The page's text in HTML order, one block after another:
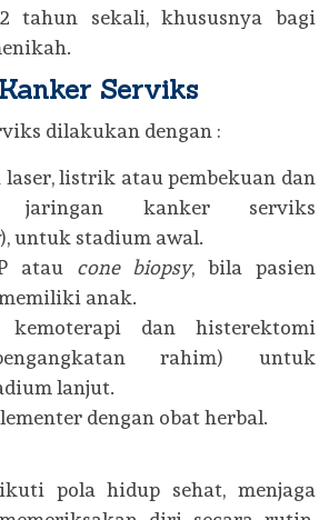
tahun sekali, khususnya bagi
Serviks
dilakukan dengan :
laser, listrik atau pembekuan dan
jaringan kanker serviks
), untuk stadium awal.
atau cone biopsy, bila pasien
anak.
kemoterapi dan histerektomi
rahim) untuk
lanjut.
dengan obat herbal.
pola hidup sehat, menjaga